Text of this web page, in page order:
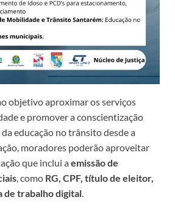
objetivo aproximar os serviços
e promover a conscientização
educação no trânsito desde a
moradores poderão aproveitar
que inclui aemissão de
, como RG, CPF, título de eleitor,
de trabalho digital.